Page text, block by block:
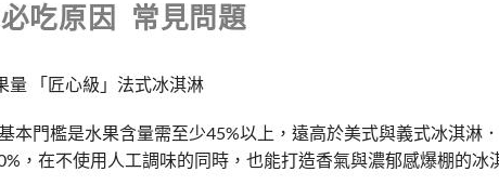
必吃原因 常見問題